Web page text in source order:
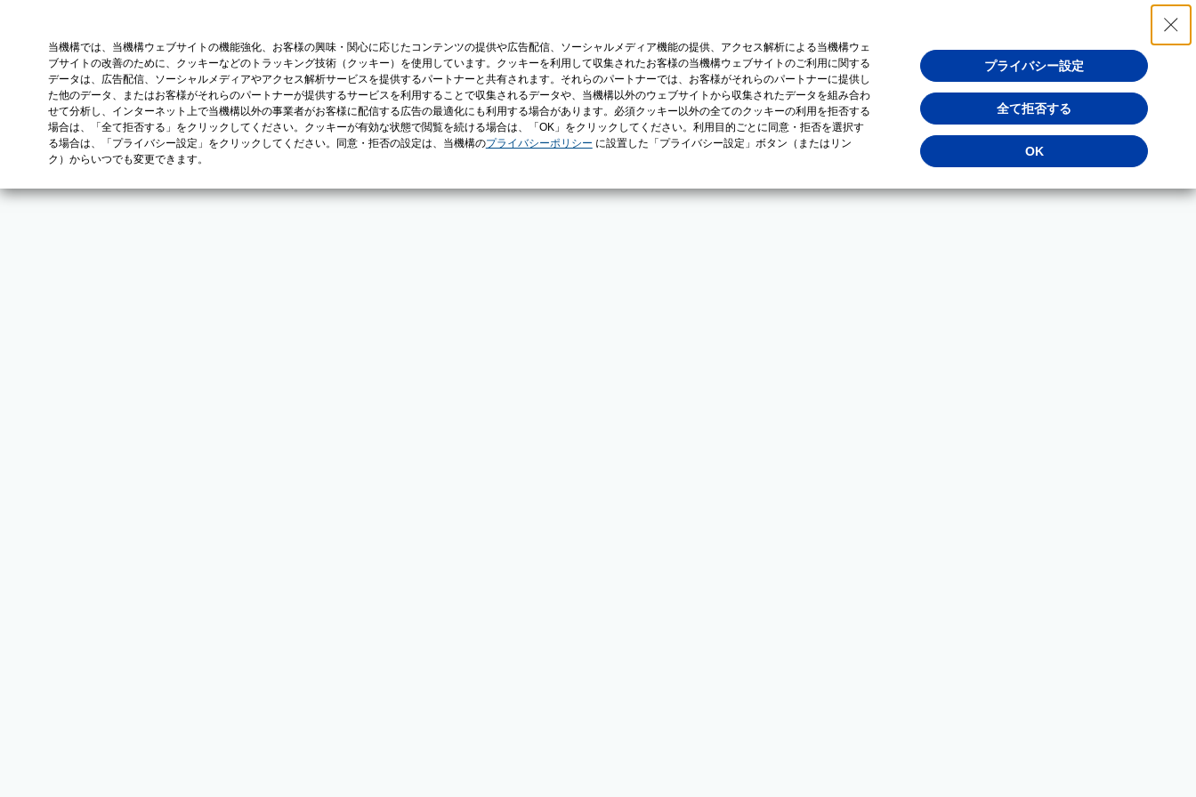
当機構では、当機構ウェブサイトの機能強化、お客様の興味・関心に応じたコンテンツの提供や広告配信、ソーシャルメディア機能の提供、アクセス解析による当機構ウェ
ブサイトの改善のために、クッキーなどのトラッキング技術（クッキー）を使用しています。クッキーを利用して収集されたお客様の当機構ウェブサイトのご利用に関する
データは、広告配信、ソーシャルメディアやアクセス解析サービスを提供するパートナーと共有されます。それらのパートナーでは、お客様がそれらのパートナーに提供し
た他のデータ、またはお客様がそれらのパートナーが提供するサービスを利用することで収集されるデータや、当機構以外のウェブサイトから収集されたデータを組み合わ
せて分析し、インターネット上で当機構以外の事業者がお客様に配信する広告の最適化にも利用する場合があります。必須クッキー以外の全てのクッキーの利用を拒否する
場合は、「全て拒否する」をクリックしてください。クッキーが有効な状態で閲覧を続ける場合は、「OK」をクリックしてください。利用目的ごとに同意・拒否を選択す
る場合は、「プライバシー設定」をクリックしてください。同意・拒否の設定は、当機構のプライバシーポリシー に設置した「プライバシー設定」ボタン（またはリン
ク）からいつでも変更できます。
プライバシー設定
全て拒否する
OK